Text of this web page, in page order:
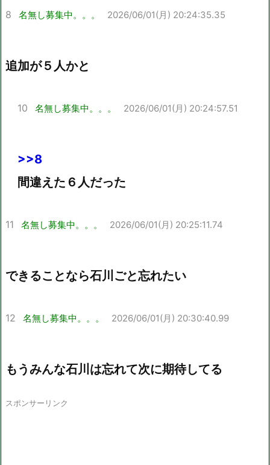
8 名無し募集中。。。 2026/06/01(月) 20:24:35.35
追加が５人かと
10 名無し募集中。。。 2026/06/01(月) 20:24:57.51
>>8
間違えた６人だった
11 名無し募集中。。。 2026/06/01(月) 20:25:11.74
できることなら石川ごと忘れたい
12 名無し募集中。。。 2026/06/01(月) 20:30:40.99
もうみんな石川は忘れて次に期待してる
スポンサーリンク